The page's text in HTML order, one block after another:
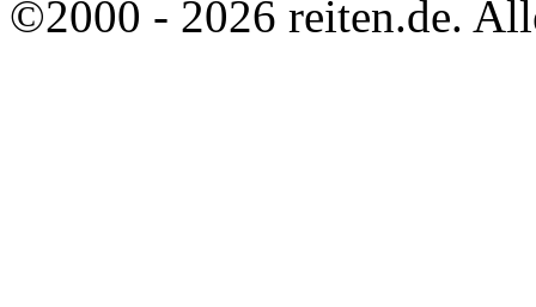
©2000 - 2026 reiten.de.